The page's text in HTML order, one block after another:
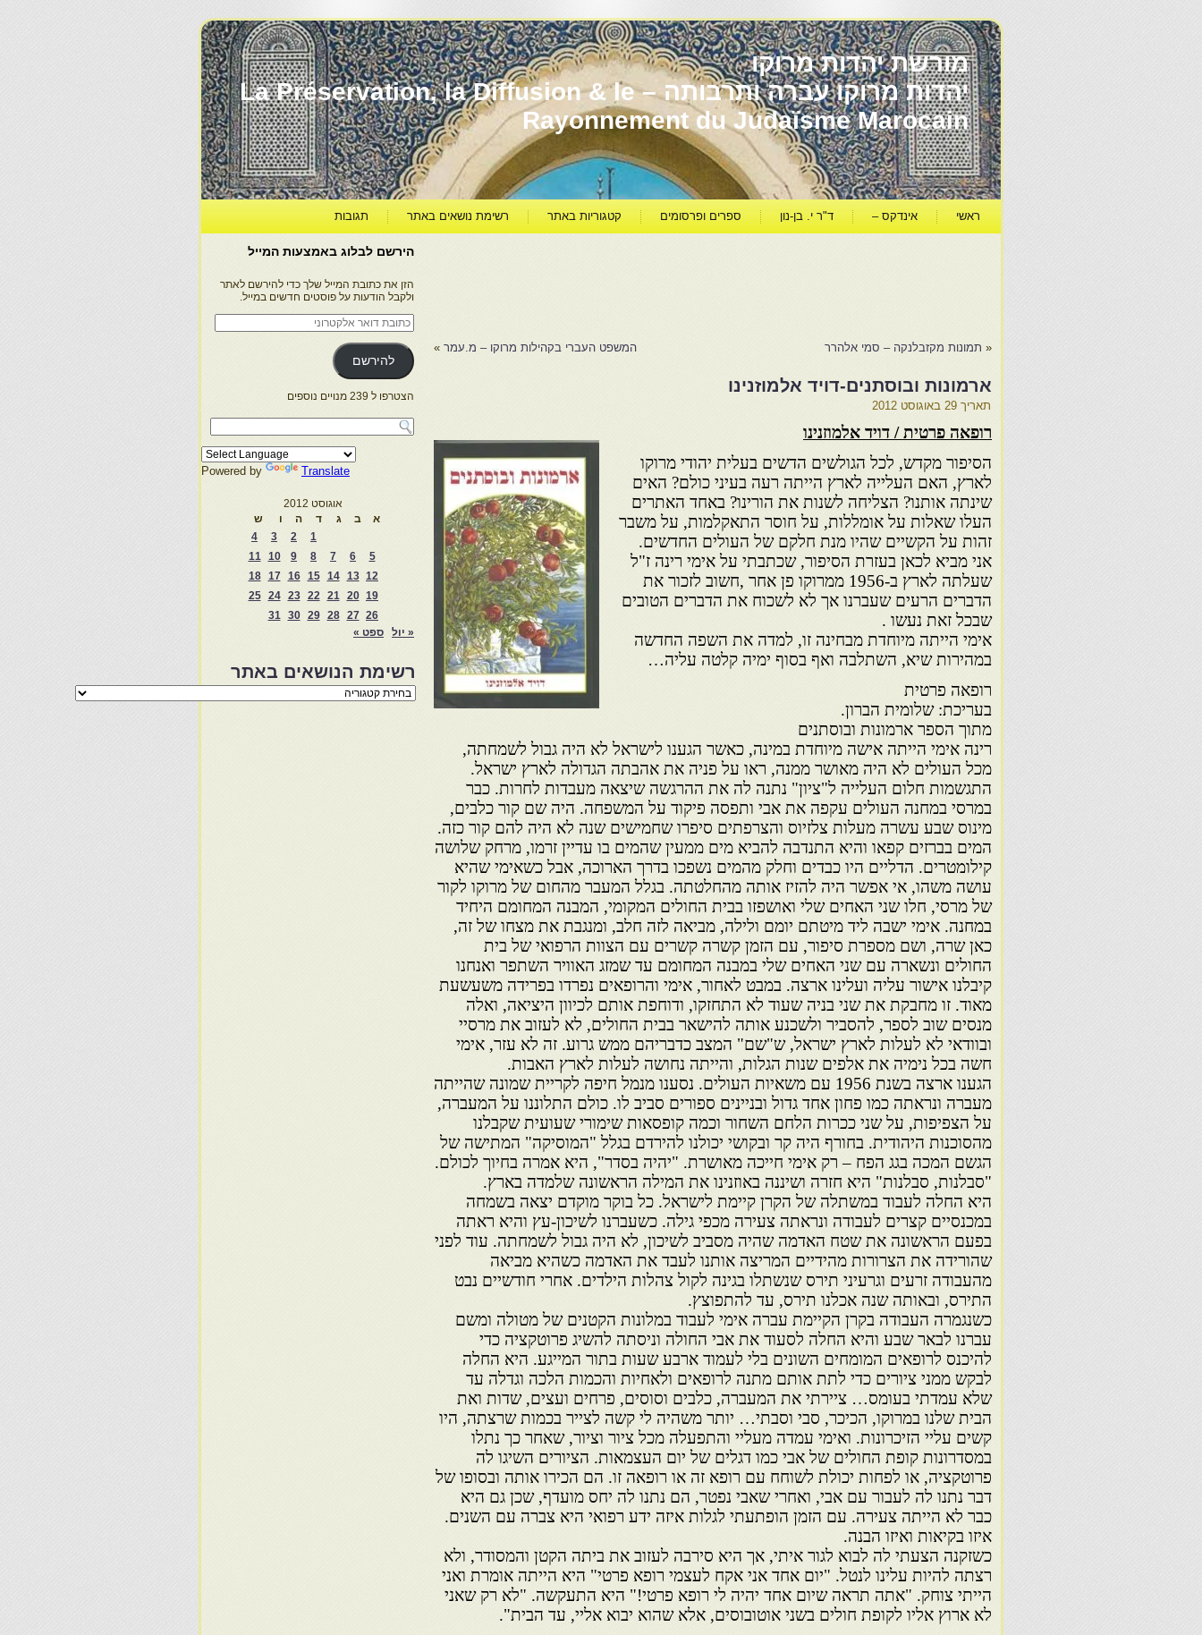
מורשת יהדות מרוקו
יהדות מרוקו עברה ותרבותה – La Préservation, la Diffusion & le
Rayonnement du Judaïsme Marocain
ראשי אינדקס – ד"ר י. בן-נון ספרים ופרסומים קטגוריות באתר רשימת נושאים באתר תגובות
« תמונות מקזבלנקה – סמי אלהרר המשפט העברי בקהילות מרוקו – מ.עמר »
ארמונות ובוסתנים-דויד אלמוזנינו
תאריך 29 באוגוסט 2012
רופאה פרטית / דויד אלמוזנינו
הסיפור מקדש, לכל הגולשים הדשים בעלית יהודי מרוקו
לארץ, האם העלייה לארץ הייתה רעה בעיני כולם? האים
שינתה אותנו? הצליחה לשנות את הורינו? באחד האתרים
העלו שאלות על אומללות, על חוסר התאקלמות, על משבר
זהות על הקשיים שהיו מנת חלקם של העולים החדשים.
אני מביא לכאן בעזרת הסיפור, שכתבתי על אימי רינה ז"ל
שעלתה לארץ ב-1956 ממרוקו פן אחר ,חשוב לזכור את
הדברים הרעים שעברנו אך לא לשכוח את הדברים הטובים
שבכל זאת נעשו .
אימי הייתה מיוחדת מבחינה זו, למדה את השפה החדשה
במהירות שיא, השתלבה ואף בסוף ימיה קלטה עליה…
רופאה פרטית
בעריכת: שלומית הברון.
מתוך הספר ארמונות ובוסתנים
רינה אימי הייתה אישה מיוחדת במינה, כאשר הגענו לישראל לא היה גבול לשמחתה,
מכל העולים לא היה מאושר ממנה, ראו על פניה את אהבתה הגדולה לארץ ישראל.
התגשמות חלום העלייה ל"ציון" נתנה לה את ההרגשה שיצאה מעבדות לחרות. כבר
במרסי במחנה העולים עקפה את אבי ותפסה פיקוד על המשפחה. היה שם קור כלבים,
מינוס שבע עשרה מעלות צלזיוס והצרפתים סיפרו שחמישים שנה לא היה להם קור כזה.
המים בברזים קפאו והיא התנדבה להביא מים ממעין שהמים בו עדיין זרמו, מרחק שלושה
קילומטרים. הדליים היו כבדים וחלק מהמים נשפכו בדרך הארוכה, אבל כשאימי שהיא
עושה משהו, אי אפשר היה להזיז אותה מהחלטתה. בגלל המעבר מהחום של מרוקו לקור
של מרסי, חלו שני האחים שלי ואושפזו בבית החולים המקומי, המבנה המחומם היחיד
במחנה. אימי ישבה ליד מיטתם יומם ולילה, מביאה לזה חלב, ומנגבת את מצחו של זה,
כאן שרה, ושם מספרת סיפור, עם הזמן קשרה קשרים עם הצוות הרפואי של בית
החולים ונשארה עם שני האחים שלי במבנה המחומם עד שמזג האוויר השתפר ואנחנו
קיבלנו אישור עליה ועלינו ארצה. במבט לאחור, אימי והרופאים נפרדו בפרידה משעשעת
מאוד. זו מחבקת את שני בניה שעוד לא התחזקו, ודוחפת אותם לכיוון היציאה, ואלה
מנסים שוב לספר, להסביר ולשכנע אותה להישאר בבית החולים, לא לעזוב את מרסיי
ובוודאי לא לעלות לארץ ישראל, ש"שם" המצב כדבריהם ממש גרוע. זה לא עזר, אימי
חשה בכל נימיה את אלפים שנות הגלות, והייתה נחושה לעלות לארץ האבות.
הגענו ארצה בשנת 1956 עם משאיות העולים. נסענו מנמל חיפה לקריית שמונה שהייתה
מעברה ונראתה כמו פחון אחד גדול ובניינים ספורים סביב לו. כולם התלוננו על המעברה,
על הצפיפות, על שני ככרות הלחם השחור וכמה קופסאות שימורי שעועית שקבלנו
מהסוכנות היהודית. בחורף היה קר ובקושי יכולנו להירדם בגלל "המוסיקה" המתישה של
הגשם המכה בגג הפח – רק אימי חייכה מאושרת. "יהיה בסדר", היא אמרה בחיוך לכולם.
"סבלנות, סבלנות" היא חזרה ושיננה באוזנינו את המילה הראשונה שלמדה בארץ.
היא החלה לעבוד במשתלה של הקרן קיימת לישראל. כל בוקר מוקדם יצאה בשמחה
במכנסיים קצרים לעבודה ונראתה צעירה מכפי גילה. כשעברנו לשיכון-עץ והיא ראתה
בפעם הראשונה את שטח האדמה שהיה מסביב לשיכון, לא היה גבול לשמחתה. עוד לפני
שהורידה את הצרורות מהידיים המריצה אותנו לעבד את האדמה כשהיא מביאה
מהעבודה זרעים וגרעיני תירס שנשתלו בגינה לקול צהלות הילדים. אחרי חודשיים נבט
התירס, ובאותה שנה אכלנו תירס, עד להתפוצץ.
כשנגמרה העבודה בקרן הקיימת עברה אימי לעבוד במלונות הקטנים של מטולה ומשם
עברנו לבאר שבע והיא החלה לסעוד את אבי החולה וניסתה להשיג פרוטקציה כדי
להיכנס לרופאים המומחים השונים בלי לעמוד ארבע שעות בתור המייגע. היא החלה
לבקש ממני ציורים כדי לתת אותם מתנה לרופאים ולאחיות והכמות הלכה וגדלה עד
שלא עמדתי בעומס… ציירתי את המעברה, כלבים וסוסים, פרחים ועצים, שדות ואת
הבית שלנו במרוקו, הכיכר, סבי וסבתי… יותר משהיה לי קשה לצייר בכמות שרצתה, היו
קשים עליי הזיכרונות. ואימי עמדה מעליי והתפעלה מכל ציור וציור, שאחר כך נתלו
במסדרונות קופת החולים של אבי כמו דגלים של יום העצמאות. הציורים השיגו לה
פרוטקציה, או לפחות יכולת לשוחח עם רופא זה או רופאה זו. הם הכירו אותה ובסופו של
דבר נתנו לה לעבור עם אבי, ואחרי שאבי נפטר, הם נתנו לה יחס מועדף, שכן גם היא
כבר לא הייתה צעירה. עם הזמן הופתעתי לגלות איזה ידע רפואי היא צברה עם השנים.
איזו בקיאות ואיזו הבנה.
כשזקנה הצעתי לה לבוא לגור איתי, אך היא סירבה לעזוב את ביתה הקטן והמסודר, ולא
רצתה להיות עלינו לנטל. "יום אחד אני אקח לעצמי רופא פרטי" היא הייתה אומרת ואני
הייתי צוחק. "אתה תראה שיום אחד יהיה לי רופא פרטי!" היא התעקשה. "לא רק שאני
לא ארוץ אליו לקופת חולים בשני אוטובוסים, אלא שהוא יבוא אליי, עד הבית".
הירשם לבלוג באמצעות המייל
הזן את כתובת המייל שלך כדי להירשם לאתר
ולקבל הודעות על פוסטים חדשים במייל.
כתובת
דואר
אלקטרוני
להירשם
הצטרפו ל 239 מנויים נוספים
Powered by Translate
אוגוסט 2012
א
ב ג ד ה ו
ש
1
2
3
4
5
6
7
8
9
10
11
12
13
14
15
16
17
18
19
20
21
22
23
24
25
26
27
28
29
30
31
« יול
ספט »
רשימת הנושאים באתר
רשימת
הנושאים